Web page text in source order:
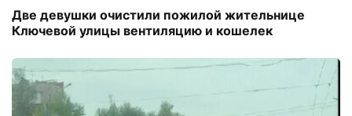
Две девушки очистили пожилой жительнице
Ключевой улицы вентиляцию и кошелек